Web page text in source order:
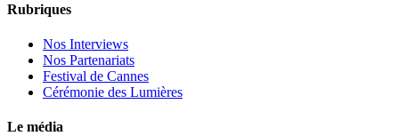
Rubriques
Nos Interviews
Nos Partenariats
Festival de Cannes
Cérémonie des Lumières
Le média